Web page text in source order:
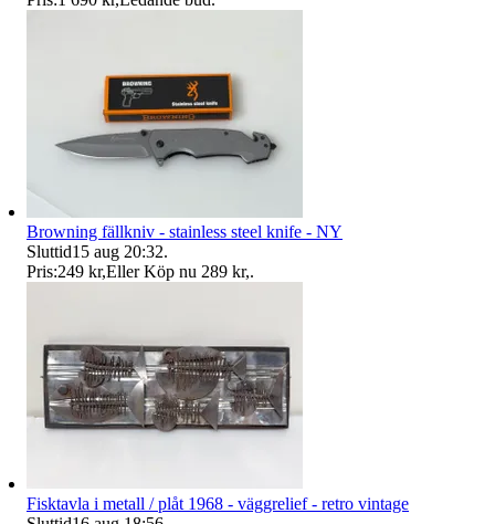
Browning fällkniv - stainless steel knife - NY
Sluttid15 aug 20:32.
Pris:249 kr,Eller Köp nu 289 kr,.
Fisktavla i metall / plåt 1968 - väggrelief - retro vintage